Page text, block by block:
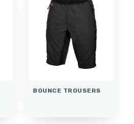
BOUNCE TROUSERS